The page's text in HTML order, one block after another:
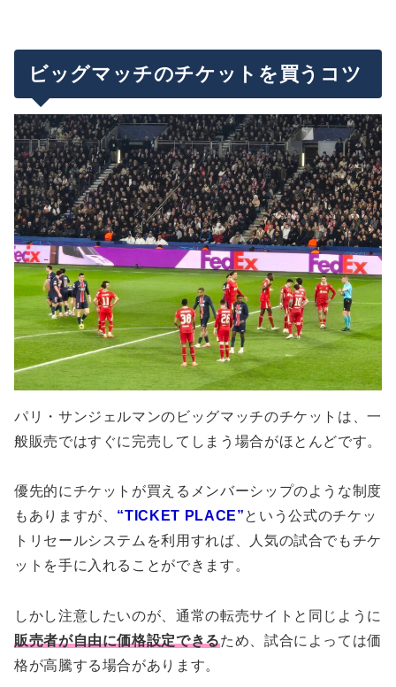
ビッグマッチのチケットを買うコツ
パリ・サンジェルマンのビッグマッチのチケットは、一
般販売ではすぐに完売してしまう場合がほとんどです。
優先的にチケットが買えるメンバーシップのような制度
もありますが、 “TICKET PLACE”という公式のチケッ
トリセールシステムを利用すれば、人気の試合でもチケ
ットを手に入れることができます。
しかし注意したいのが、通常の転売サイトと同じように
販売者が自由に価格設定できるため、試合によっては価
格が高騰する場合があります。